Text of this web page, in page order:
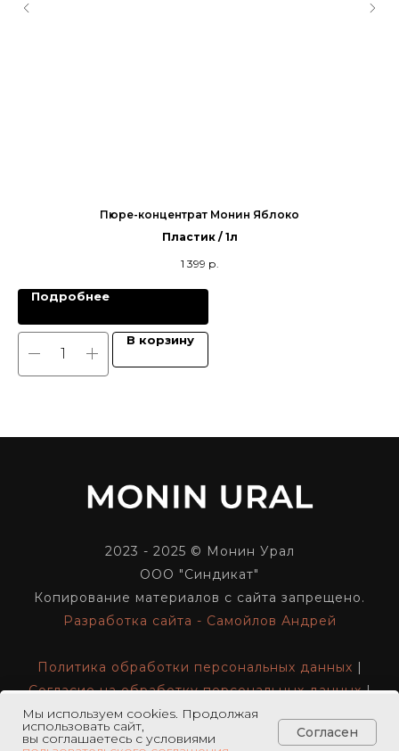
Мы используем cookies. Продолжая
использовать сайт,
вы соглашаетесь с условиями Согласен
Пюре-концентрат Монин Яблоко
Пластик / 1л
1 399 р.
Подробнее
В корзину
2023 - 2025 © Монин Урал
ООО "Синдикат"
Копирование материалов с сайта запрещено.
Разработка сайта - Самойлов Андрей
Политика обработки персональных данных |
Согласие на обработку персональных данных|
Реквизиты компании